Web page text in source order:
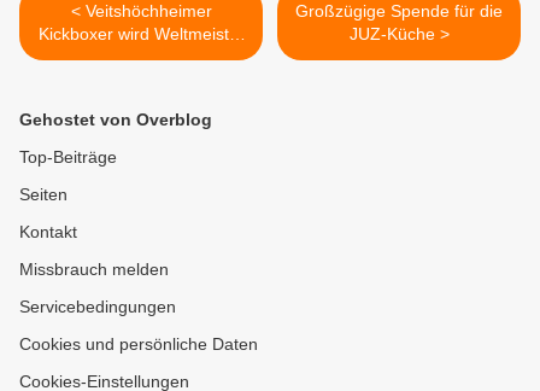
< Veitshöchheimer
Kickboxer wird Weltmeister
bei den Vollprofis – und
Großzügige Spende für die
JUZ-Küche >
Gehostet von Overblog
Top-Beiträge
Seiten
Kontakt
Missbrauch melden
Servicebedingungen
Cookies und persönliche Daten
Cookies-Einstellungen